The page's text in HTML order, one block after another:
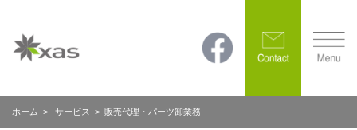
ホーム > サービス > 販売代理・パーツ卸業務